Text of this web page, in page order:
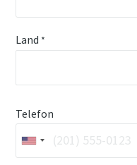
Land *
Telefon